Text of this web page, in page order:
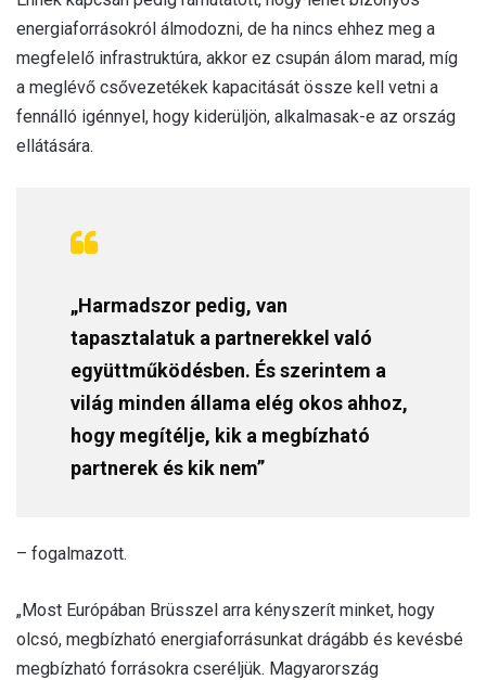
energiaforrásokról álmodozni, de ha nincs ehhez meg a
megfelelő infrastruktúra, akkor ez csupán álom marad, míg
a meglévő csővezetékek kapacitását össze kell vetni a
fennálló igénnyel, hogy kiderüljön, alkalmasak-e az ország
ellátására.
„Harmadszor pedig, van
tapasztalatuk a partnerekkel való
együttműködésben. És szerintem a
világ minden állama elég okos ahhoz,
hogy megítélje, kik a megbízható
partnerek és kik nem”
– fogalmazott.
„Most Európában Brüsszel arra kényszerít minket, hogy
olcsó, megbízható energiaforrásunkat drágább és kevésbé
megbízható forrásokra cseréljük. Magyarország